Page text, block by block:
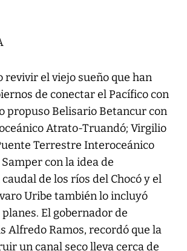
revivir el viejo sueño que han
de conectar el Pacífico con
propuso Belisario Betancur con
Atrato-Truandó; Virgilio
Terrestre Interoceánico
con la idea de
de los ríos del Chocó y el
Uribe también lo incluyó
El gobernador de
Alfredo Ramos, recordó que la
un canal seco lleva cerca de